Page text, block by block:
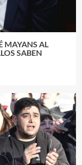
MAYANS AL
SABEN